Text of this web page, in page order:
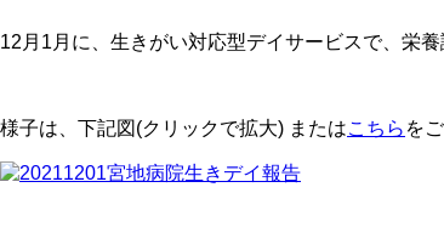
12月1月に、生きがい対応型デイサービスで、栄養
様子は、下記図(クリックで拡大) またはこちら を